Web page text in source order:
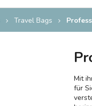
Travel Bags
Mit
für